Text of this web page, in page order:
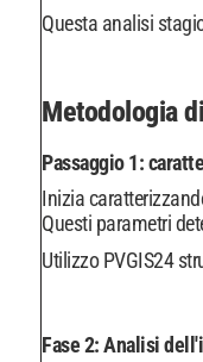
Questa analisi
Metodologia
Passaggio 1:
Inizia
Questi parametri
Utilizzo PVGIS24
Fase 2: Analisi